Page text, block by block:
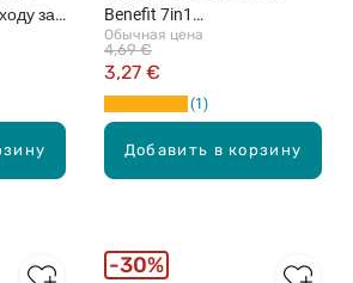
за
Добавить в корзину
Benefit 7in1
многофункциональное
средство для ногтей, 12мл
Обычная цена
3,27 €
4,69 €
1
30%